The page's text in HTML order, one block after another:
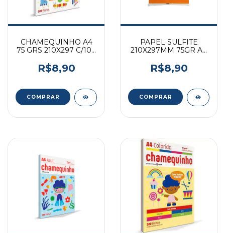
CHAMEQUINHO A4
75 GRS 210X297 C/100
R$8,90
PAPEL SULFITE
210X297MM 75GR A4
R$8,90